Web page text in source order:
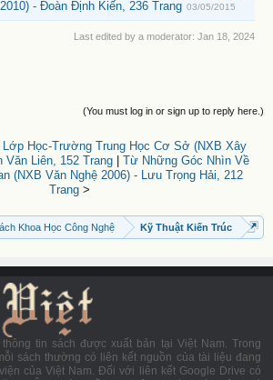
- Đoàn Định Kiến, 236 Trang 03/05/2015
Last edited by a moderator: Jan 18, 2024
(You must log in or sign up to reply here.)
Lớp Học-Trường Trung Học Cơ Sở (NXB Xây
Văn Liên, 152 Trang| Từ Những Góc Nhìn Về
(NXB Văn Nghệ 2006) - Lưu Trọng Hải, 212
Trang>
Khoa Học Công Nghệ Kỹ Thuật Kiến Trúc
tin sách được xuất bản tại Việt Nam. Trong
sách thường có liên kết nguồn của tài liệu đang
của Việt Nam. Đối với liên kết Google Drive có